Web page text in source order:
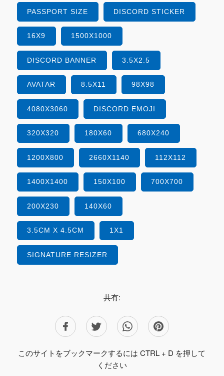
PASSPORT SIZE DISCORD STICKER
16X9 1500X1000
DISCORD BANNER 3.5X2.5
AVATAR 8.5X11 98X98
4080X3060 DISCORD EMOJI
320X320 180X60 680X240
1200X800 2660X1140 112X112
1400X1400 150X100 700X700
200X230 140X60
3.5CM X 4.5CM 1X1
SIGNATURE RESIZER
共有:
このサイトをブックマークするには CTRL + D を押して
ください